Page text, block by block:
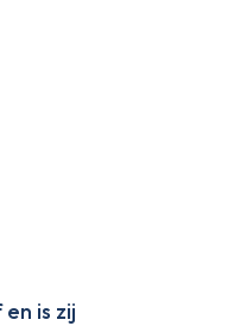
is zij